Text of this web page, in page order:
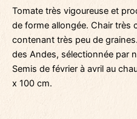
Tomate très vigoureuse et
de forme allongée. Chair très
contenant très peu de
des Andes, sélectionnée par
Semis de février à avril au
x 100 cm.